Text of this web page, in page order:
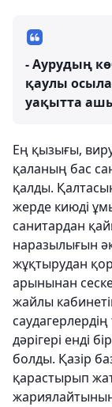
- Аурудың
қаулы
уақытта
Ең қызығы,
қаланың бас
қалды.
жерде киюді
санитардан
наразылығын
жұқтырудан
арынынан
жайлы
дәрігері енді
болды. Қазір
қарастырып